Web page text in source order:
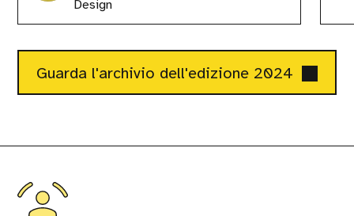
Design
Guarda l'archivio dell'edizione 2024